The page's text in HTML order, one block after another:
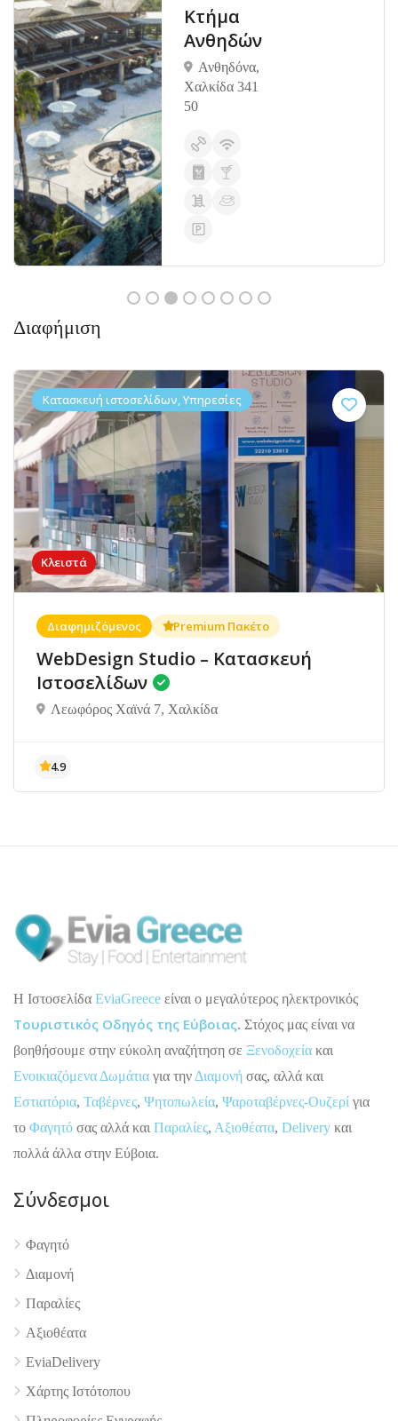
Κτήμα
Ανθηδών
Ανθηδόνα,
Χαλκίδα 341
50
Διαφήμιση
Κλειστά
Κατασκευή ιστοσελίδων, Υπηρεσίες
Διαφημιζόμενος Premium Πακέτο
WebDesign Studio – Κατασκευή
Ιστοσελίδων
Λεωφόρος Χαϊνά 7, Χαλκίδα
4.9
H Ιστοσελίδα EviaGreece είναι ο μεγαλύτερος ηλεκτρονικός
Τουριστικός Οδηγός της Εύβοιας. Στόχος μας είναι να
βοηθήσουμε στην εύκολη αναζήτηση σε Ξενοδοχεία και
Ενοικιαζόμενα Δωμάτια για την Διαμονή σας, αλλά και
Εστιατόρια, Ταβέρνες, Ψητοπωλεία, Ψαροταβέρνες-Ουζερί για
το Φαγητό σας αλλά και Παραλίες, Αξιοθέατα, Delivery και
πολλά άλλα στην Εύβοια.
Σύνδεσμοι
Φαγητό
Διαμονή
Παραλίες
Αξιοθέατα
EviaDelivery
Χάρτης Ιστότοπου